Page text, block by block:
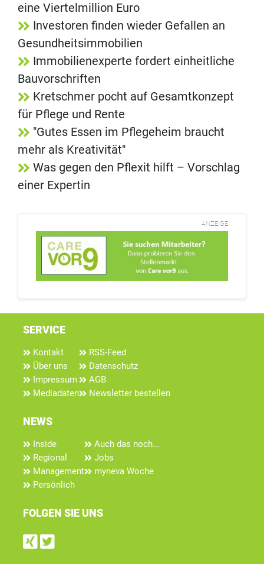
eine Viertelmillion Euro
Investoren finden wieder Gefallen an
Gesundheitsimmobilien
Immobilienexperte fordert einheitliche
Bauvorschriften
Kretschmer pocht auf Gesamtkonzept
für Pflege und Rente
"Gutes Essen im Pflegeheim braucht
mehr als Kreativität"
Was gegen den Pflexit hilft – Vorschlag
einer Expertin
ANZEIGE
SERVICE
Kontakt
Über uns
Impressum
Mediadaten
RSS-Feed
Datenschutz
AGB
Newsletter bestellen
NEWS
Inside
Regional
Management
Persönlich
Auch das noch...
Jobs
myneva Woche
FOLGEN SIE UNS
Find us on Xing
Follow us on Twitter